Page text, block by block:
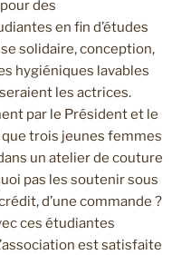
des
en fin d’études
solidaire, conception,
hygiéniques lavables
les actrices.
par le Président et le
trois jeunes femmes
un atelier de couture
pas les soutenir sous
d’une commande ?
ces étudiantes
est satisfaite